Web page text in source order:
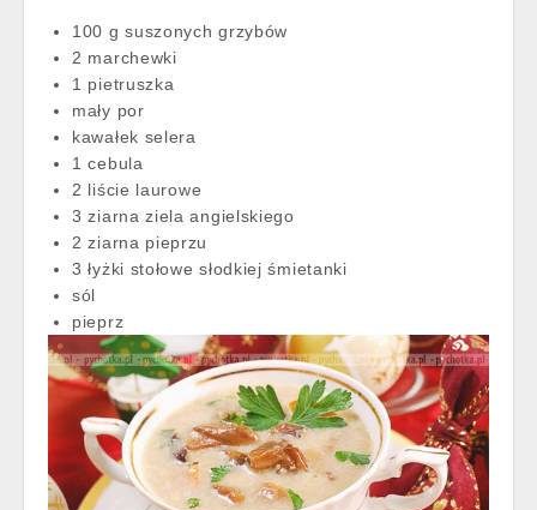
100 g suszonych grzybów
2 marchewki
1 pietruszka
mały por
kawałek selera
1 cebula
2 liście laurowe
3 ziarna ziela angielskiego
2 ziarna pieprzu
3 łyżki stołowe słodkiej śmietanki
sól
pieprz